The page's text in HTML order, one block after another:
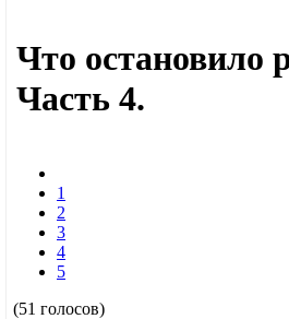
Что остановило
Часть 4.
1
2
3
4
5
(51 голосов)